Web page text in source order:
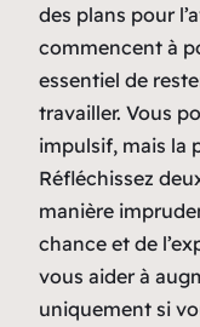
des plans pour
commencent à
essentiel de
travailler. Vous
impulsif, mais la
Réfléchissez
manière
chance et de
vous aider à
uniquement si